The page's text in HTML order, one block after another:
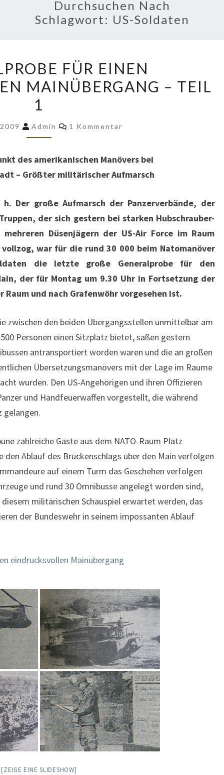
Durchsuchen Nach
Schlagwort: US-Soldaten
FÜR
EINEN
EINDRUCKSVOLLEN
–
1
FÜR EINEN
MAINÜBERGANG – TEIL
1
2009 Admin Kommentare
1 Kommentar
des amerikanischen Manövers bei
– Größter militärischer Aufmarsch
große Aufmarsch der Panzerverbände, der
der sich gestern bei starken Hubschrauber-
Düsenjägern der US-Air Force im Raum
war für die rund 30 000 beim Natomanöver
die letzte große Generalprobe für den
der für Montag um 9.30 Uhr in Fortsetzung der
und nach Grafenwöhr vorgesehen ist.
den beiden Übergangsstellen unmittelbar am
Personen einen Sitzplatz bietet, saßen gestern
antransportiert worden waren und die an großen
Übersetzungsmanövers mit der Lage im Raume
wurden. Den US-Angehörigen und ihren Offizieren
und Handfeuerwaffen vorgestellt, die während
gelangen.
zahlreiche Gäste aus dem NATO-Raum Platz
Ablauf des Brückenschlags über den Main verfolgen
auf einem Turm das Geschehen verfolgen
und rund 30 Omnibusse angelegt worden sind,
militärischen Schauspiel erwartet werden, das
der Bundeswehr in seinem impossanten Ablauf
eindrucksvollen Mainübergang
[ZEIGE EINE SLIDESHOW]